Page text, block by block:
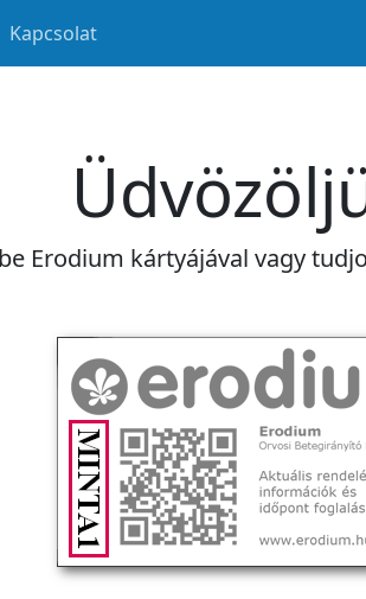
Kapcsolat
Erodium kártyájával vagy